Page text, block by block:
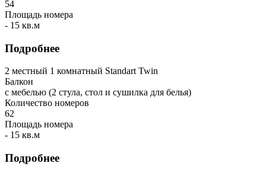
54
Площадь номера
- 15 кв.м
Подробнее
2 местный 1 комнатный Standart Twin
Балкон
с мебелью (2 стула, стол и сушилка для белья)
Количество номеров
62
Площадь номера
- 15 кв.м
Подробнее